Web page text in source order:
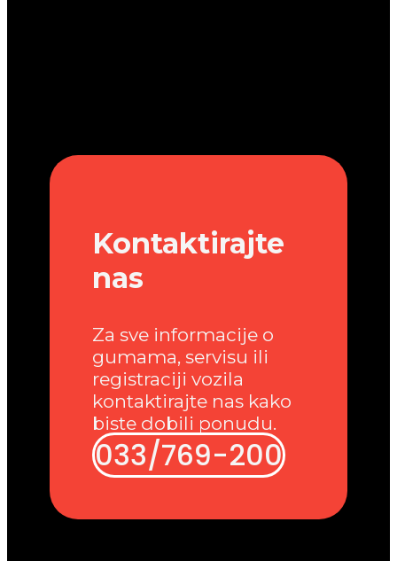
Kontaktirajte
nas
Za sve informacije o
gumama, servisu ili
registraciji vozila
kontaktirajte nas kako
biste dobili ponudu.
033/769-200